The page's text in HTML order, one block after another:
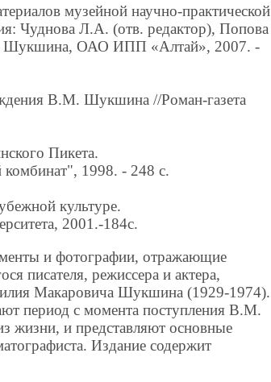
музейной научно-практической
Чуднова Л.А. (отв. редактор), Попова
ОАО ИПП «Алтай», 2007. -
В.М. Шукшина //Роман-газета
Пикета.
1998. - 248 с.
культуре.
2001.-184с.
и фотографии, отражающие
писателя, режиссера и актера,
Макаровича Шукшина (1929-1974).
период с момента поступления В.М.
жизни, и представляют основные
Издание содержит